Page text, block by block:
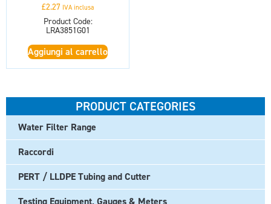
£2.27 IVA inclusa
Product Code:
LRA3851G01
Aggiungi al carrello
PRODUCT CATEGORIES
Water Filter Range
Raccordi
PERT / LLDPE Tubing and Cutter